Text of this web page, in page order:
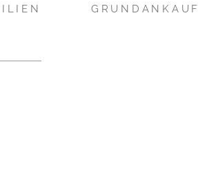
GRUNDANKAUF